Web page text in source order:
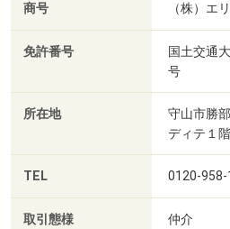
商号 （株）エ
免許番号
国土交通
号
所在地
守山市勝
ディテ１
TEL 0120-958-
取引態様 仲介